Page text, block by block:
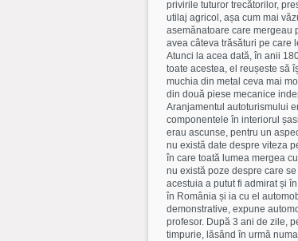
privirile tuturor trecătorilor,
utilaj agricol, așa cum mai
asemănatoare care mergeau
avea câteva trăsături pe care
Atunci la acea dată, în anii
toate acestea, el reușeste să
muchia din metal ceva mai
din două piese mecanice
Aranjamentul autoturismului
componentele în interiorul
erau ascunse, pentru un
nu există date despre viteza
în care toată lumea mergea
nu există poze despre care
acestuia a putut fi admirat și
în România și ia cu el
demonstrative, expune
profesor. După 3 ani de zile,
timpurie, lăsând în urmă